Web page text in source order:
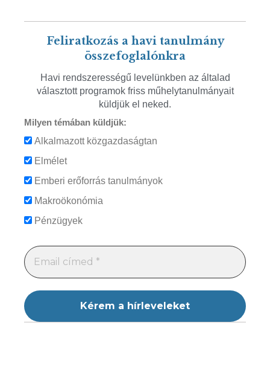
Feliratkozás a havi tanulmány
összefoglalónkra
Havi rendszerességű levelünkben az általad
választott programok friss műhelytanulmányait
küldjük el neked.
Milyen témában küldjük:
Alkalmazott közgazdaságtan
Elmélet
Emberi erőforrás tanulmányok
Makroökonómia
Pénzügyek